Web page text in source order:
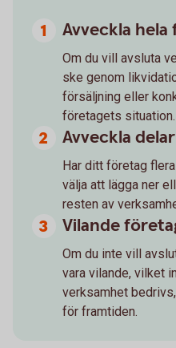
Avveckla
Om du vill avsluta
ske genom
försäljning eller
företagets situation.
Avveckla
Har ditt företag
välja att lägga ner
resten av
Vilande
Om du inte vill
vara vilande, vilket
verksamhet
för framtiden.